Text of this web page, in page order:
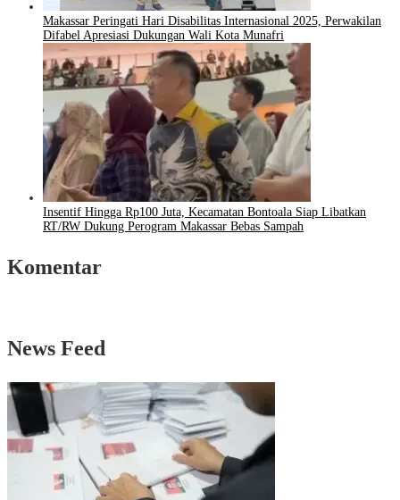
Makassar Peringati Hari Disabilitas Internasional 2025, Perwakilan
Difabel Apresiasi Dukungan Wali Kota Munafri
Insentif Hingga Rp100 Juta, Kecamatan Bontoala Siap Libatkan
RT/RW Dukung Perogram Makassar Bebas Sampah
Komentar
News Feed